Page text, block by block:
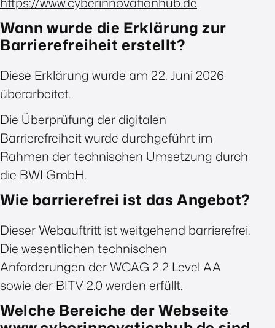
Wann wurde die Erklärung zur
Barrierefreiheit erstellt?
Diese Erklärung wurde am 22. Juni 2026
überarbeitet.
Die Überprüfung der digitalen
Barrierefreiheit wurde durchgeführt im
Rahmen der technischen Umsetzung durch
die BWI GmbH.
Wie barrierefrei ist das Angebot?
Dieser Webauftritt ist weitgehend barrierefrei.
Die wesentlichen technischen
Anforderungen der WCAG 2.2 Level AA
sowie der BITV 2.0 werden erfüllt.
Welche Bereiche der Webseite